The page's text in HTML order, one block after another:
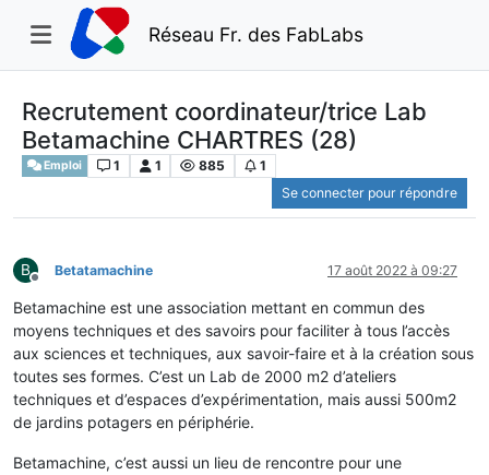
Réseau Fr. des FabLabs
Recrutement coordinateur/trice Lab
Betamachine CHARTRES (28)
Emploi 1 1 885
1
Se connecter pour répondre
B
Hors-ligne
Betatamachine 17 août 2022 à 09:27
Betamachine est une association mettant en commun des
moyens techniques et des savoirs pour faciliter à tous l’accès
aux sciences et techniques, aux savoir-faire et à la création sous
toutes ses formes. C’est un Lab de 2000 m2 d’ateliers
techniques et d’espaces d’expérimentation, mais aussi 500m2
de jardins potagers en périphérie.
Betamachine, c’est aussi un lieu de rencontre pour une